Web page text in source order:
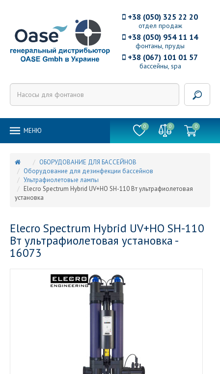
отдел продаж
+38 (050) 325 22 20
фонтаны, пруды
+38 (050) 954 11 14
бассейны, spa
+38 (067) 101 01 57
MEНЮ
0 0 0
ОБОРУДОВАНИЕ ДЛЯ БАССЕЙНОВ
Оборудование для дезинфекции бассейнов
Ультрафиолетовые лампы
Elecro Spectrum Hybrid UV+HO SH-110 Вт ультрафиолетовая
установка
Elecro Spectrum Hybrid UV+HO SH-110
Вт ультрафиолетовая установка -
16073